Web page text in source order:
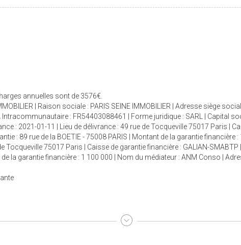
annuelles sont de 3576€.
| Raison sociale : PARIS SEINE IMMOBILIER | Adresse siège
: FR54403088461 | Forme juridique : SARL | Capital
: 2021-01-11 | Lieu de délivrance : 49 rue de Tocqueville 75017 Paris |
: 89 rue de la BOETIE - 75008 PARIS | Montant de la garantie financière
Tocqueville 75017 Paris | Caisse de garantie financière : GALIAN-
la garantie financière : 1 100 000 | Nom du médiateur : ANM Conso |